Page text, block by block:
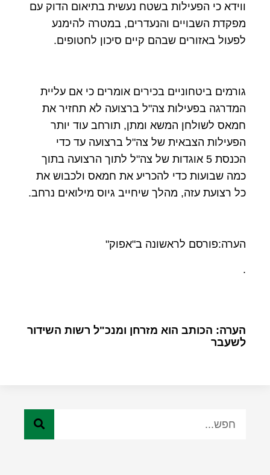
ווידא כי הפעילות בשטח נעשית בתיאום הדוק עם
מפקדת השבויים והנעדרים, במטרה להימנע
לפעול באזורים שבהם קיים סיכון לחטופים.
גורמים ביטחוניים בכירים אומרים כי אם עליית
המדרגה בפעילות צה"ל ברצועה לא תחזיר את
חמאס לשולחן המשא ומתן, תורחב עוד יותר
הפעילות הצבאית של צה"ל ברצועה עד כדי
הכנסת 5 אוגדות של צה"ל לתוך הרצועה בתוך
כמה שבועות כדי להכריע את חמאס ולכבוש את
כל רצועת עזה, מהלך שיחייב גיוס מילואים נרחב.
הערה:פורסם לראשונה ב"אפוק"
.
הערה: הכותב הוא מזרחן ומנכ"ל רשות השידור
לשעבר